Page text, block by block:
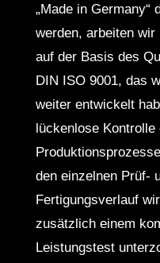
„Made in Germany“
werden, arbeiten
auf der Basis des
DIN ISO 9001, das
weiter entwickelt
lückenlose
den einzelnen Prüf-
Fertigungsverlauf
zusätzlich einem
Leistungstest